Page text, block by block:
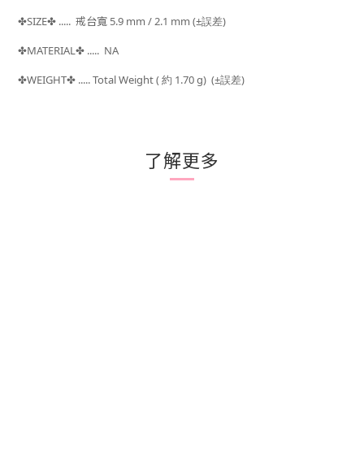
✤SIZE✤ ..... 戒台寬 5.9 mm / 2.1 mm (±誤差)
✤MATERIAL✤ ..... NA
✤WEIGHT✤ ..... Total Weight (約 1.70 g) (±誤差)
了解更多